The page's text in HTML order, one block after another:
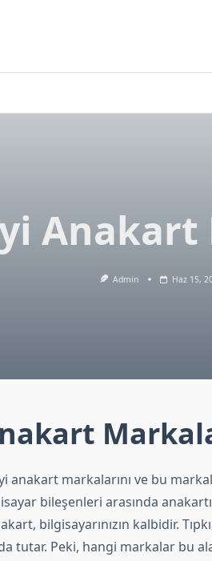
Admin Haz 15,
anakart markalarını ve bu
bileşenleri arasında
bilgisayarınızın kalbidir.
tutar. Peki, hangi markalar bu